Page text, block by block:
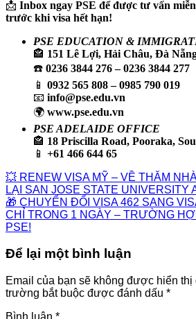
📩 Inbox ngay PSE để được tư vấn
trước khi visa hết hạn!
PSE EDUCATION &
🏤 151 Lê Lợi, Hải Châu, Đà
☎️ 0236 3844 276 – 0236 3844 277
📱 0932 565 808 – 0985 790 019
📧 info@pse.edu.vn
🌍 www.pse.edu.vn
PSE ADELAIDE OFFICE
🏤 18 Priscilla Road, Pooraka,
📱 +61 466 644 65
💥 RENEW VISA MỸ – VỀ THĂM
LẠI SAN JOSE STATE UNIVERSITY
🎁 CHUYỂN ĐỔI VISA 462 SANG
CHỈ TRONG 1 NGÀY – TRƯỜNG
PSE!
Để lại một bình luận
Email của bạn sẽ không được hiển thị
trường bắt buộc được đánh dấu *